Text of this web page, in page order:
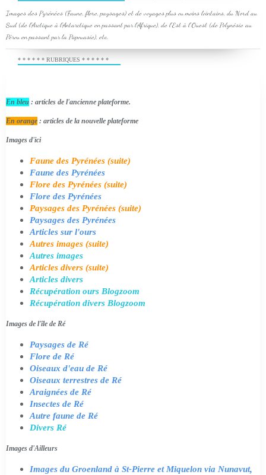
Images des Pyrénées (Faune, flore, paysages) et de voyages plus ou moins lointains, du Nord au
Sud (de l'Arctique à l'Antarctique en passant par l'Afrique), de l'Est à l'Ouest (de Polynésie au
Pérou en passant par la Papouasie), etc.
* * * * * * RUBRIQUES * * * * * *
En bleu : articles de l'ancienne plateforme.
En orange : articles de la nouvelle plateforme
Images d'ici
Faune des Pyrénées (suite)
Faune des Pyrénées
Flore des Pyrénées (suite)
Flore des Pyrénées
Paysages des Pyrénées (suite)
Paysages des Pyrénées
Articles sur l'ours
Autres images (suite)
Autres images
Articles divers (suite)
Articles divers
Récupération ours Blogzoom
Récupération divers Blogzoom
Images de l'île de Ré
Paysages de Ré
Flore de Ré
Oiseaux d'eau de Ré
Oiseaux terrestres de Ré
Araignées de Ré
Insectes de Ré
Autre faune de Ré
Divers Ré
Images d'Ailleurs
Images du Groenland à St-Pierre et Miquelon via Nunavut,